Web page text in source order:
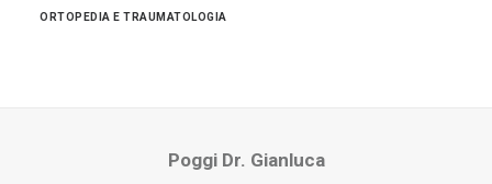
ATTIVITÀ
ORTOPEDIA E TRAUMATOLOGIA
Poggi Dr. Gianluca